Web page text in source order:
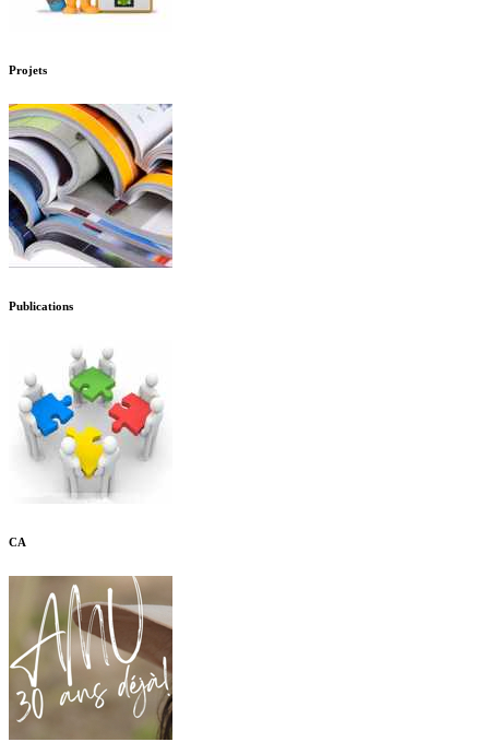
Projets
Publications
CA